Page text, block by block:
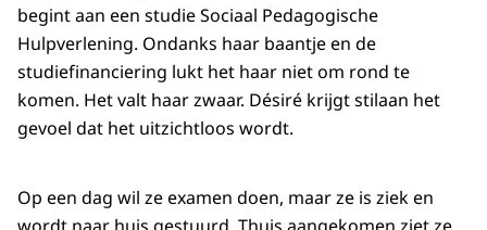
begint aan een studie Sociaal Pedagogische
Hulpverlening. Ondanks haar baantje en de
studiefinanciering lukt het haar niet om rond te
komen. Het valt haar zwaar. Désiré krijgt stilaan het
gevoel dat het uitzichtloos wordt.
Op een dag wil ze examen doen, maar ze is ziek en